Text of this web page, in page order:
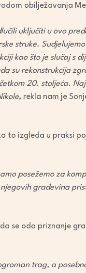
decrease
obilježavanja
uključiti u ovo
struke.
kao što je slučaj s
su rekonstrukcija
20. stoljeća.
, rekla nam je
izgleda u praksi
posežemo za
građevina
se oda priznanje
trag, a